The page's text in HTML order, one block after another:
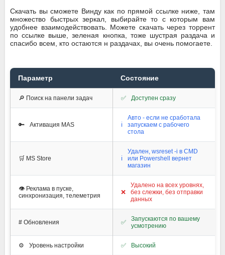
Скачать вы сможете Винду как по прямой ссылке ниже, там
множество быстрых зеркал, выбирайте то с которым вам
удобнее взаимодействовать. Можете скачать через торрент
по ссылке выше, зеленая кнопка, тоже шустрая раздача и
спасибо всем, кто остаются н раздачах, вы очень помогаете.
Параметр Состояние
🔎 Поиск на панели задач ✅ Доступен сразу
🔑 Активация MAS ℹ️
Авто - если не сработала
запускаем с рабочего
стола
🛒 MS Store ℹ️
Удален, wsreset -i в CMD
или Powershell вернет
магазин
👁️ Реклама в пуске,
синхронизация, телеметрия
❌
Удалено на всех уровнях,
без слежки, без отправки
данных
#️ Обновления ✅
Запускаются по вашему
усмотрению
⚙️ Уровень настройки ✅ Высокий